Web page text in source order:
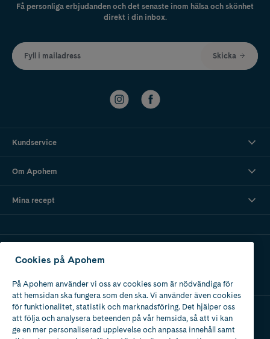
Få personliga erbjudanden och det senaste inom hälsa och skönhet
direkt i din inbox.
Fyll i mailadress Skicka
Kundservice
Om Apohem
Mina recept
Apotek med tillstånd
av Läkemedelsverket
Cookies på Apohem
På Apohem använder vi oss av cookies som är nödvändiga för
att hemsidan ska fungera som den ska. Vi använder även cookies
för funktionalitet, statistik och marknadsföring. Det hjälper oss
att följa och analysera beteenden på vår hemsida, så att vi kan
ge en mer personaliserad upplevelse och anpassa innehåll samt